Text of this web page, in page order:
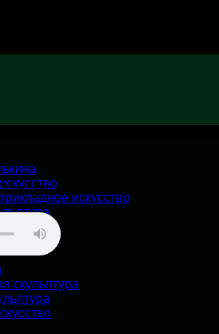
искусство
скульптура